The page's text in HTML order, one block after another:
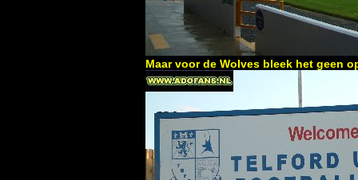
Maar voor de Wolves bleek het geen